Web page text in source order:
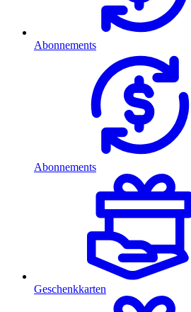
Abonnements
Abonnements
Geschenkkarten